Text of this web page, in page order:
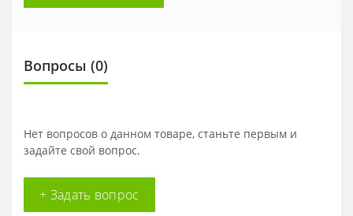
Вопросы (0)
Нет вопросов о данном товаре, станьте первым и
задайте свой вопрос.
+ Задать вопрос